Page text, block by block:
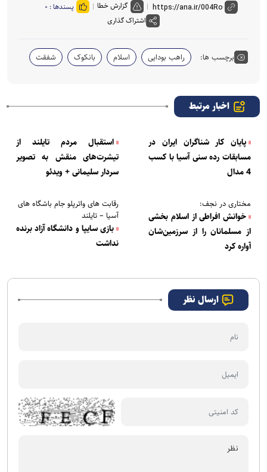
گزارش خطا پسندها : ۰
اشتراک گذاری
برچسب ها: راهب بودایی اسلام بانکوک شفقت
اخبار مرتبط
پایان کار شناگران ایران در
مسابقات رده سنی آسیا با کسب
4 مدال
استقبال مردم تایلند از
تیشرت‌های منقش به تصویر
سردار سلیمانی + ویدئو
مختاری در نجف:
خوانش افراطی از اسلام بخشی
از مسلمانان را از سرزمین‌شان
آواره کرد
رقابت های واترپلو جام باشگاه های
آسیا – تایلند
بازی سایپا و دانشگاه آزاد برنده
نداشت
ارسال نظر